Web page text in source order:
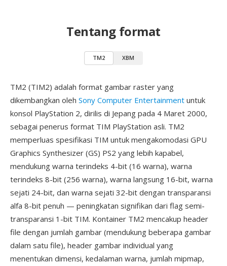
Tentang format
TM2 XBM
TM2 (TIM2) adalah format gambar raster yang
dikembangkan oleh Sony Computer Entertainment untuk
konsol PlayStation 2, dirilis di Jepang pada 4 Maret 2000,
sebagai penerus format TIM PlayStation asli. TM2
memperluas spesifikasi TIM untuk mengakomodasi GPU
Graphics Synthesizer (GS) PS2 yang lebih kapabel,
mendukung warna terindeks 4-bit (16 warna), warna
terindeks 8-bit (256 warna), warna langsung 16-bit, warna
sejati 24-bit, dan warna sejati 32-bit dengan transparansi
alfa 8-bit penuh — peningkatan signifikan dari flag semi-
transparansi 1-bit TIM. Kontainer TM2 mencakup header
file dengan jumlah gambar (mendukung beberapa gambar
dalam satu file), header gambar individual yang
menentukan dimensi, kedalaman warna, jumlah mipmap,